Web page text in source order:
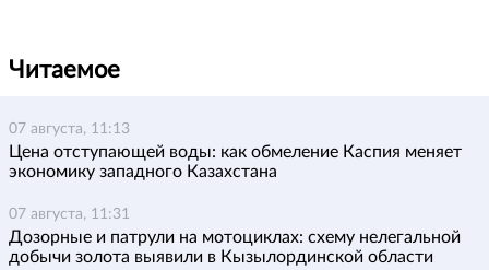
Читаемое
07 августа, 11:13
Цена отступающей воды: как обмеление Каспия меняет
экономику западного Казахстана
07 августа, 11:31
Дозорные и патрули на мотоциклах: схему нелегальной
добычи золота выявили в Кызылординской области